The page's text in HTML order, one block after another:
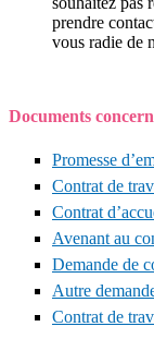
prendre
vous radie de
Documents
Promesse
Contrat de
Contrat
Avenant au
Demande de
Autre
Contrat de